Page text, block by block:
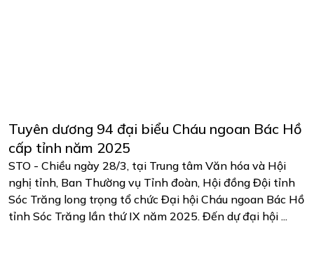
Tuyên dương 94 đại biểu Cháu ngoan Bác Hồ
cấp tỉnh năm 2025
STO - Chiều ngày 28/3, tại Trung tâm Văn hóa và Hội
nghị tỉnh, Ban Thường vụ Tỉnh đoàn, Hội đồng Đội tỉnh
Sóc Trăng long trọng tổ chức Đại hội Cháu ngoan Bác Hồ
tỉnh Sóc Trăng lần thứ IX năm 2025. Đến dự đại hội ...